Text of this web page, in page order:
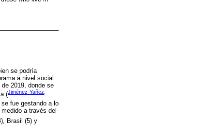
se podría
a nivel social
2019, donde se
(Jiménez-Yañez,
fue gestando a lo
a través del
Brasil (5) y